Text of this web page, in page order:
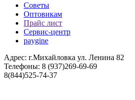
Советы
Оптовикам
Прайс лист
Сервис-центр
paygine
Адрес: г.Михайловка ул. Ленина 82
Телефоны: 8 (937)269-69-69
8(844)525-74-37